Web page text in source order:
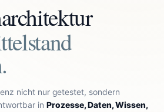
nicht nur getestet, sondern
in Prozesse, Daten, Wissen,